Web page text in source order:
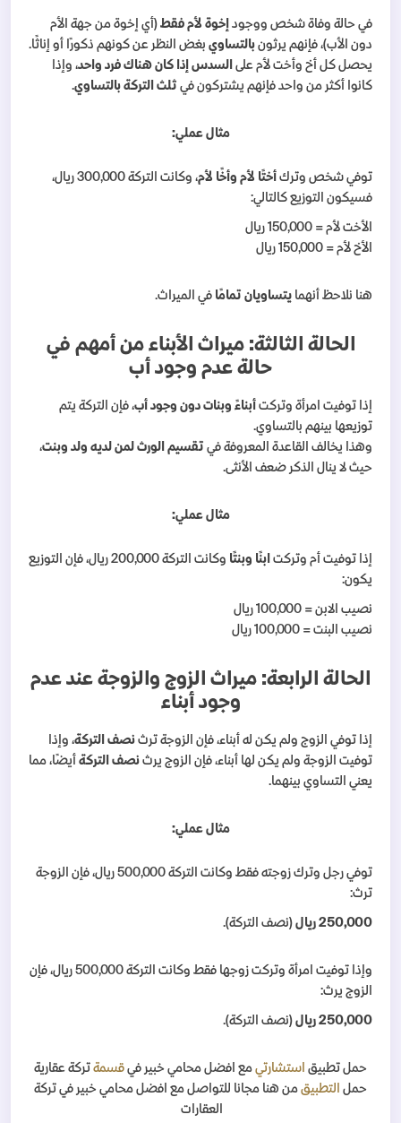
في حالة وفاة شخص ووجود إخوة لأم فقط (أي إخوة من جهة الأم
دون الأب)، فإنهم يرثون بالتساوي بغض النظر عن كونهم ذكورًا أو إناثًا.
يحصل كل أخ وأخت لأم على السدس إذا كان هناك فرد واحد، وإذا
كانوا أكثر من واحد فإنهم يشتركون في ثلث التركة بالتساوي.
مثال عملي:
توفي شخص وترك أختًا لأم وأخًا لأم
، وكانت التركة 300,000 ريال،
فسيكون التوزيع كالتالي:
الأخت لأم = 150,000 ريال
الأخ لأم = 150,000 ريال
هنا نلاحظ أنهما يتساويان تمامًا في الميراث.
الحالة الثالثة: ميراث الأبناء من أمهم في
حالة عدم وجود أب
إذا توفيت امرأة وتركت أبناءً وبنات دون وجود أب، فإن التركة يتم
توزيعها بينهم بالتساوي.
وهذا يخالف القاعدة المعروفة في تقسيم الورث لمن لديه ولد وبنت،
حيث لا ينال الذكر ضعف الأنثى.
مثال عملي:
إذا توفيت أم وتركت ابنًا وبنتًا
وكانت التركة 200,000 ريال، فإن التوزيع
يكون:
نصيب الابن = 100,000 ريال
نصيب البنت = 100,000 ريال
الحالة الرابعة: ميراث الزوج والزوجة عند عدم
وجود أبناء
إذا توفي الزوج ولم يكن له أبناء، فإن الزوجة ترث نصف التركة، وإذا
توفيت الزوجة ولم يكن لها أبناء، فإن الزوج يرث نصف التركة أيضًا، مما
يعني التساوي بينهما.
مثال عملي:
توفي رجل وترك زوجته فقط وكانت التركة 500,000 ريال، فإن الزوجة
ترث:
250,000 ريال (نصف التركة).
وإذا توفيت امرأة وتركت زوجها فقط وكانت التركة 500,000 ريال، فإن
الزوج يرث:
250,000 ريال (نصف التركة).
حمل تطبيق استشارتي مع افضل محامي خبير في قسمة تركة عقارية
حمل التطبيق من هنا مجانا للتواصل مع افضل محامي خبير في تركة
العقارات